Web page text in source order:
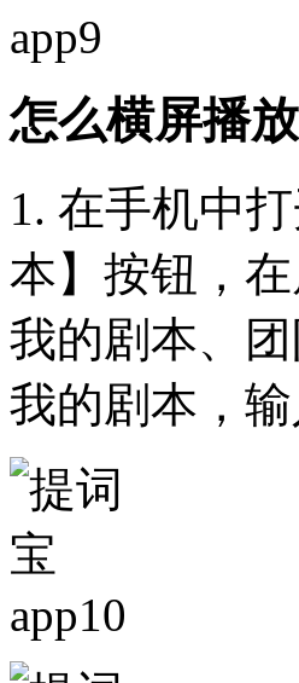
怎么横屏播放
1. 在手机中
本】按钮，
我的剧本、
我的剧本，